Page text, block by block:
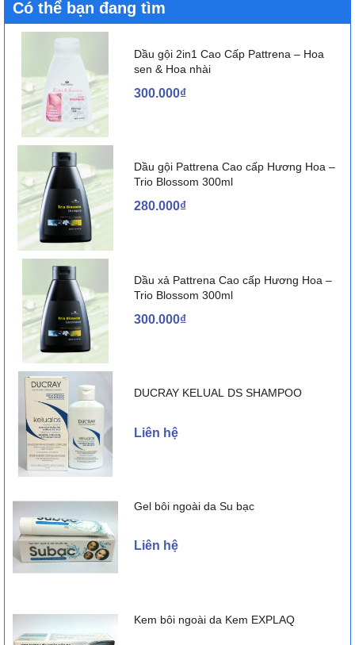
Có thể bạn đang tìm
Dầu gội 2in1 Cao Cấp Pattrena – Hoa
sen & Hoa nhài
300.000₫
Dầu gội Pattrena Cao cấp Hương Hoa –
Trio Blossom 300ml
280.000₫
Dầu xả Pattrena Cao cấp Hương Hoa –
Trio Blossom 300ml
300.000₫
DUCRAY KELUAL DS SHAMPOO
Liên hệ
Gel bôi ngoài da Su bạc
Liên hệ
Kem bôi ngoài da Kem EXPLAQ